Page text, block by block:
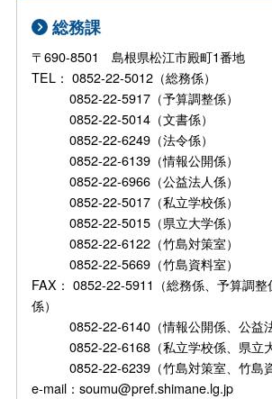
総務課
〒690-8501 島根県松江市殿町1番地
TEL： 0852-22-5012（総務係）
0852-22-5917（予算調整係）
0852-22-5014（文書係）
0852-22-6249（法令係）
0852-22-6139（情報公開係）
0852-22-6966（公益法人係）
0852-22-5017（私立学校係）
0852-22-5015（県立大学係）
0852-22-6122（竹島対策室）
0852-22-5669（竹島資料室）
FAX： 0852-22-5911（総務係、予算調
係）
0852-22-6140（情報公開係、公益法
0852-22-6168（私立学校係、県立大
0852-22-6239（竹島対策室、竹島資
e-mail：soumu@pref.shimane.lg.jp